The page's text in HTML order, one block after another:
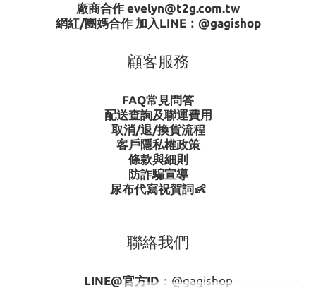
廠商合作 evelyn@t2g.com.tw
網紅/團媽合作 加入LINE： @gagishop
顧客服務
FAQ常見問答
配送查詢及聯運費用
取消/退/換貨流程
客戶隱私權政策
條款與細則
防詐騙宣導
尿布代寫祝賀詞👶
聯絡我們
LINE@官方ID ： @gagishop